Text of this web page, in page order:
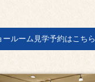
ールーム見学予約はこちら